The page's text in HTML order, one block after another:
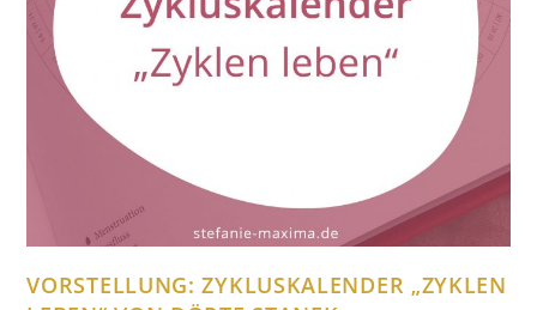
VORSTELLUNG: ZYKLUSKALENDER „ZYKLEN